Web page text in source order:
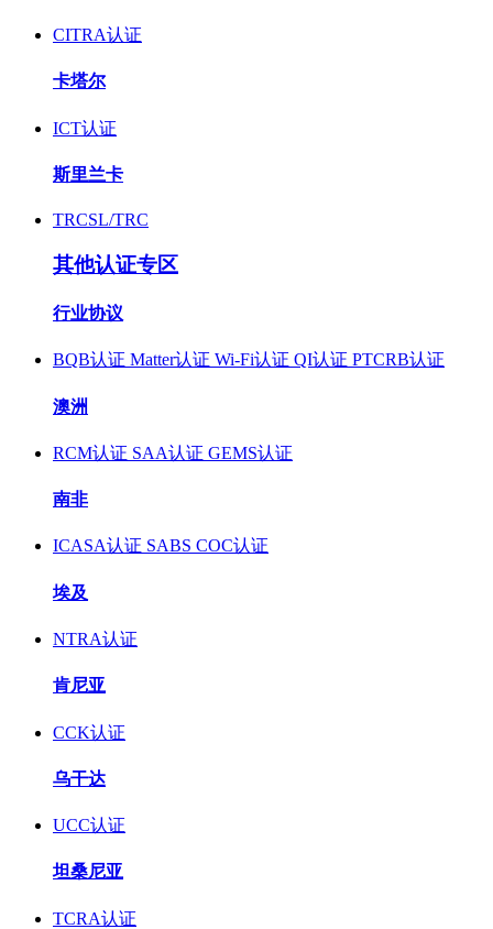
CITRA认证
卡塔尔
ICT认证
斯里兰卡
TRCSL/TRC
其他认证专区
行业协议
BQB认证 Matter认证 Wi-Fi认证 QI认证 PTCRB认证
澳洲
RCM认证 SAA认证 GEMS认证
南非
ICASA认证 SABS COC认证
埃及
NTRA认证
肯尼亚
CCK认证
乌干达
UCC认证
坦桑尼亚
TCRA认证